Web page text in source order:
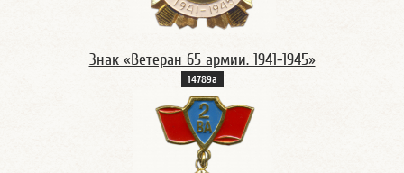
Знак «Ветеран 65 армии. 1941-1945»
14789а